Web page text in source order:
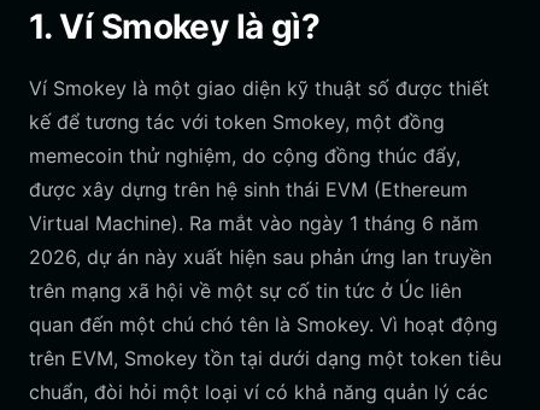
1. Ví Smokey là gì?
Ví Smokey là một giao diện kỹ thuật số được thiết
kế để tương tác với token Smokey, một đồng
memecoin thử nghiệm, do cộng đồng thúc đẩy,
được xây dựng trên hệ sinh thái EVM (Ethereum
Virtual Machine). Ra mắt vào ngày 1 tháng 6 năm
2026, dự án này xuất hiện sau phản ứng lan truyền
trên mạng xã hội về một sự cố tin tức ở Úc liên
quan đến một chú chó tên là Smokey. Vì hoạt động
trên EVM, Smokey tồn tại dưới dạng một token tiêu
chuẩn, đòi hỏi một loại ví có khả năng quản lý các